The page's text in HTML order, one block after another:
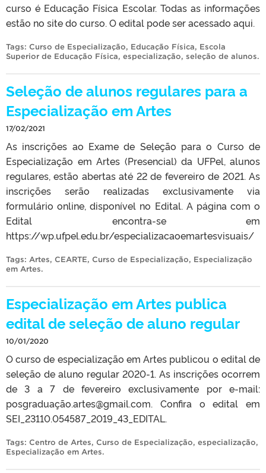
curso é Educação Física Escolar. Todas as informações
estão no site do curso. O edital pode ser acessado aqui.
Tags: Curso de Especialização, Educação Física, Escola
Superior de Educação Física, especialização, seleção de alunos.
Seleção de alunos regulares para a
Especialização em Artes
17/02/2021
As inscrições ao Exame de Seleção para o Curso de
Especialização em Artes (Presencial) da UFPel, alunos
regulares, estão abertas até 22 de fevereiro de 2021. As
inscrições serão realizadas exclusivamente via
formulário online, disponível no Edital. A página com o
Edital encontra-se em
https://wp.ufpel.edu.br/especializacaoemartesvisuais/
Tags: Artes, CEARTE, Curso de Especialização, Especialização
em Artes.
Especialização em Artes publica
edital de seleção de aluno regular
10/01/2020
O curso de especialização em Artes publicou o edital de
seleção de aluno regular 2020-1. As inscrições ocorrem
de 3 a 7 de fevereiro exclusivamente por e-mail:
posgraduação.artes@gmail.com. Confira o edital em
SEI_23110.054587_2019_43_EDITAL.
Tags: Centro de Artes, Curso de Especialização, especialização,
Especialização em Artes.